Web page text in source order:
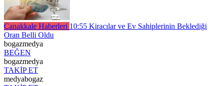
Çanakkale Haberleri 10:55 Kiracılar ve Ev Sahiplerinin Beklediği
Oran Belli Oldu
bogazmedya
BEĞEN
bogazmedya
TAKİP ET
medyabogaz